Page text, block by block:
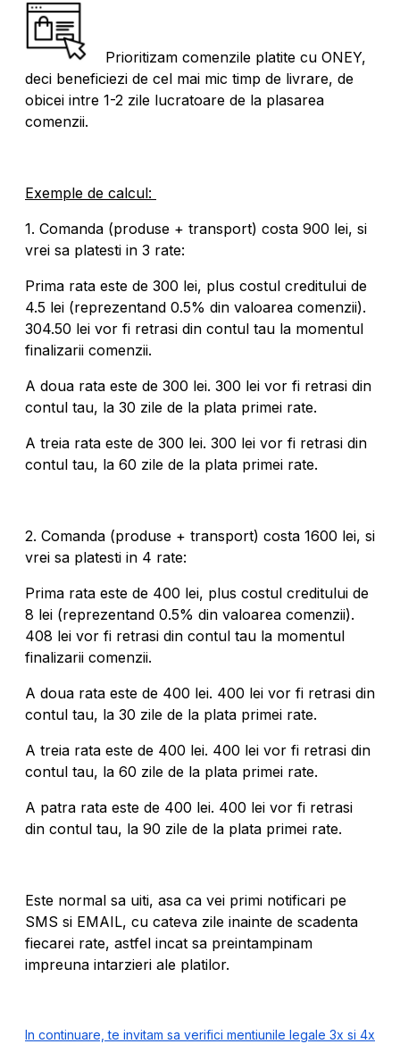
Prioritizam comenzile platite cu ONEY,
deci beneficiezi de cel mai mic timp de livrare, de
obicei intre 1-2 zile lucratoare de la plasarea
comenzii.
Exemple de calcul:
1. Comanda (produse + transport) costa 900 lei, si
vrei sa platesti in 3 rate:
Prima rata este de 300 lei, plus costul creditului de
4.5 lei (reprezentand 0.5% din valoarea comenzii).
304.50 lei vor fi retrasi din contul tau la momentul
finalizarii comenzii.
A doua rata este de 300 lei. 300 lei vor fi retrasi din
contul tau, la 30 zile de la plata primei rate.
A treia rata este de 300 lei. 300 lei vor fi retrasi din
contul tau, la 60 zile de la plata primei rate.
2. Comanda (produse + transport) costa 1600 lei, si
vrei sa platesti in 4 rate:
Prima rata este de 400 lei, plus costul creditului de
8 lei (reprezentand 0.5% din valoarea comenzii).
408 lei vor fi retrasi din contul tau la momentul
finalizarii comenzii.
A doua rata este de 400 lei. 400 lei vor fi retrasi din
contul tau, la 30 zile de la plata primei rate.
A treia rata este de 400 lei. 400 lei vor fi retrasi din
contul tau, la 60 zile de la plata primei rate.
A patra rata este de 400 lei. 400 lei vor fi retrasi
din contul tau, la 90 zile de la plata primei rate.
Este normal sa uiti, asa ca vei primi notificari pe
SMS si EMAIL, cu cateva zile inainte de scadenta
fiecarei rate, astfel incat sa preintampinam
impreuna intarzieri ale platilor.
In continuare, te invitam sa verifici mentiunile legale 3x si 4x